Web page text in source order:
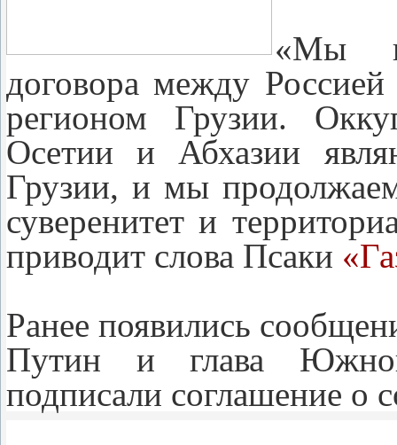
«Мы
договора между
регионом Грузии.
Осетии и Абхазии
Грузии, и мы
суверенитет и
приводит слова Псаки
Ранее появились
Путин и глава
подписали соглашение о